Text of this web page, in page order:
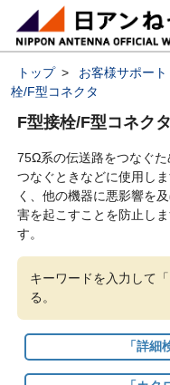
トップ > お客様サポート
栓/F型コネクタ
F型接栓/F型コネクタ
75Ω系の伝送路をつなぐ
つなぐときなどに使用し
く、他の機器に悪影響を
害を起こすことを防止し
す。
キーワードを入力して
る。